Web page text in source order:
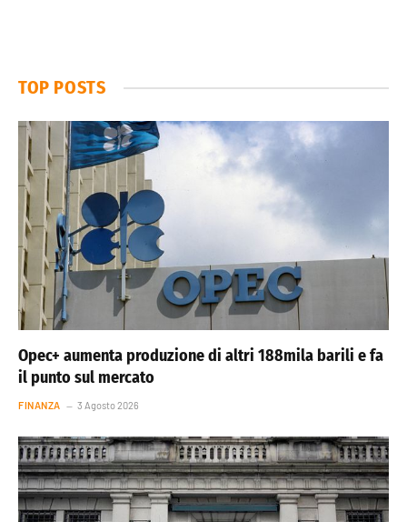
TOP POSTS
Opec+ aumenta produzione di altri 188mila barili e fa
il punto sul mercato
FINANZA 3 Agosto 2026